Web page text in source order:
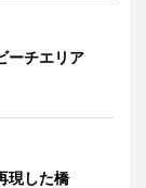
ーチエリア
現した橋